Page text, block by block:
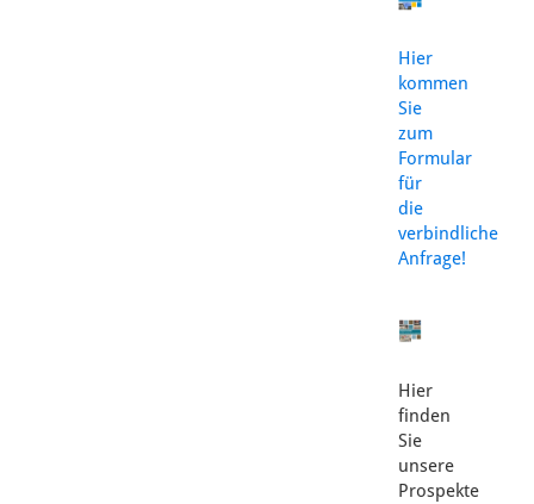
Hier
kommen
Sie
zum
Formular
für
die
verbindliche
Anfrage!
Hier
finden
Sie
unsere
Prospekte